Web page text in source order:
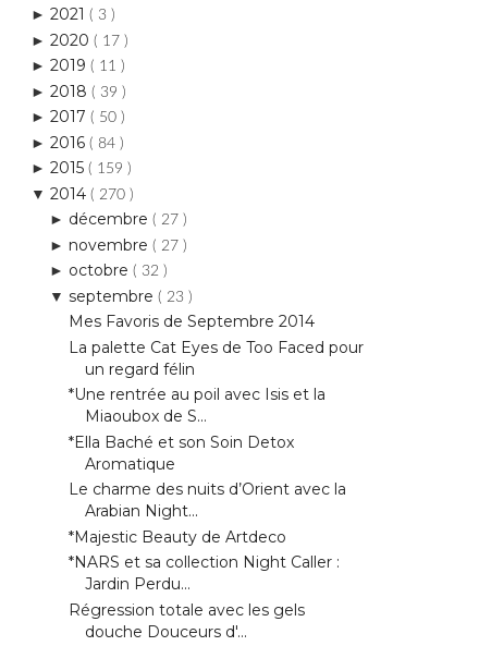
► 2021 ( 3 )
► 2020 ( 17 )
► 2019 ( 11 )
► 2018 ( 39 )
► 2017 ( 50 )
► 2016 ( 84 )
► 2015 ( 159 )
▼ 2014 ( 270 )
► décembre ( 27 )
► novembre ( 27 )
► octobre ( 32 )
▼ septembre ( 23 )
Mes Favoris de Septembre 2014
La palette Cat Eyes de Too Faced pour
un regard félin
*Une rentrée au poil avec Isis et la
Miaoubox de S...
*Ella Baché et son Soin Detox
Aromatique
Le charme des nuits d’Orient avec la
Arabian Night...
*Majestic Beauty de Artdeco
*NARS et sa collection Night Caller :
Jardin Perdu...
Régression totale avec les gels
douche Douceurs d'...